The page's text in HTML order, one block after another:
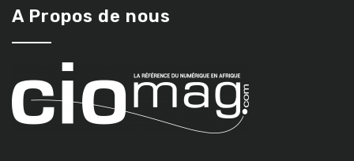
A Propos de nous